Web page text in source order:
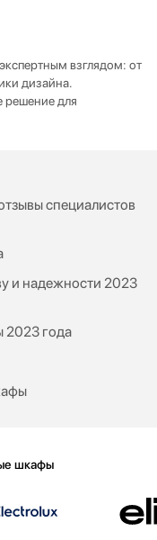
взглядом: от
дизайна.
решение для
специалистов
и надежности 2023
2023 года
шкафы